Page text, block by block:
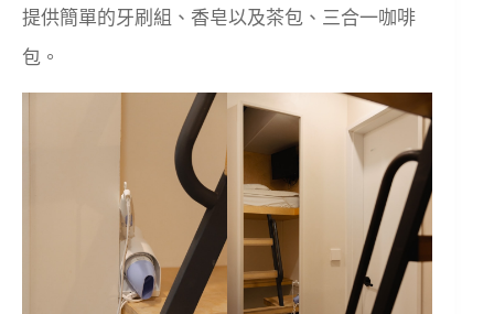
提供簡單的牙刷組、香皂以及茶包、三合一咖啡
包。